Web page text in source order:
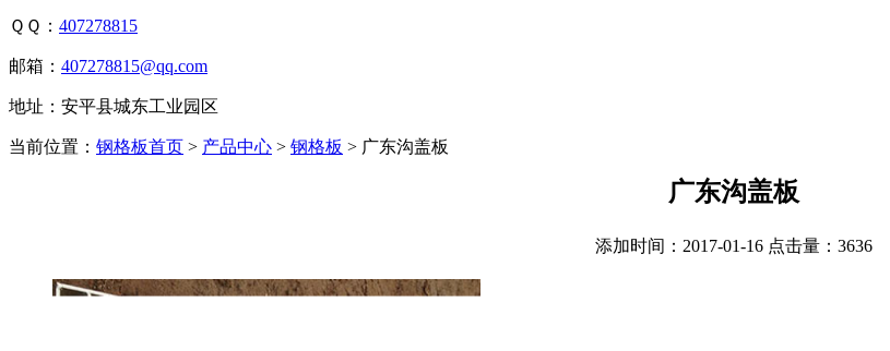
ＱＱ： 407278815
邮箱： 407278815@qq.com
地址：安平县城东工业园区
当前位置： 钢格板首页 > 产品中心 > 钢格板 > 广东沟盖板
广东沟盖板
添加时间：2017-01-16 点击量： 3636